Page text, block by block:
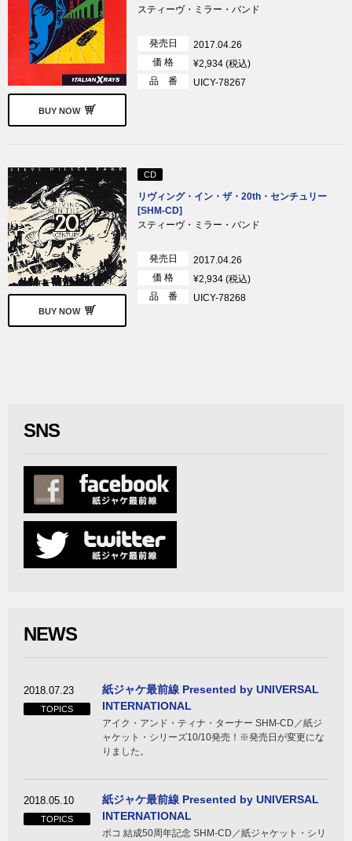
BUY NOW
スティーヴ・ミラー・バンド
発売日
2017.04.26
価 格
¥2,934 (税込)
品 番
UICY-78267
BUY NOW
CD
リヴィング・イン・ザ・20th・センチュリー
[SHM-CD]
スティーヴ・ミラー・バンド
発売日
2017.04.26
価 格
¥2,934 (税込)
品 番
UICY-78268
SNS
NEWS
2018.07.23
TOPICS
紙ジャケ最前線 Presented by UNIVERSAL
INTERNATIONAL
アイク・アンド・ティナ・ターナー SHM-CD／紙ジ
ャケット・シリーズ10/10発売！※発売日が変更にな
りました。
2018.05.10
TOPICS
紙ジャケ最前線 Presented by UNIVERSAL
INTERNATIONAL
ポコ 結成50周年記念 SHM-CD／紙ジャケット・シリ